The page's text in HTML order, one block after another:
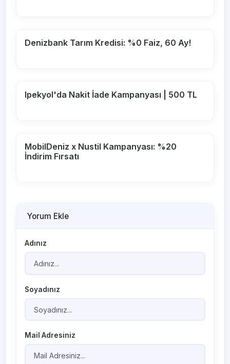
Denizbank Tarım Kredisi: %0 Faiz, 60 Ay!
Ipekyol'da Nakit İade Kampanyası | 500 TL
MobilDeniz x Nustil Kampanyası: %20
İndirim Fırsatı
Yorum Ekle
Adınız
Soyadınız
Mail Adresiniz